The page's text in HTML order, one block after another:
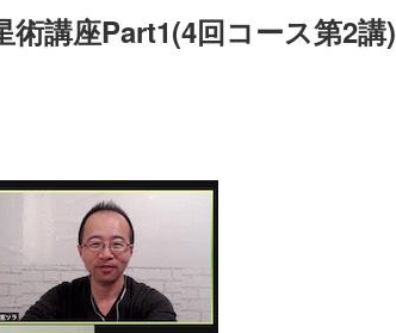
術講座Part1(4回コース第2講)